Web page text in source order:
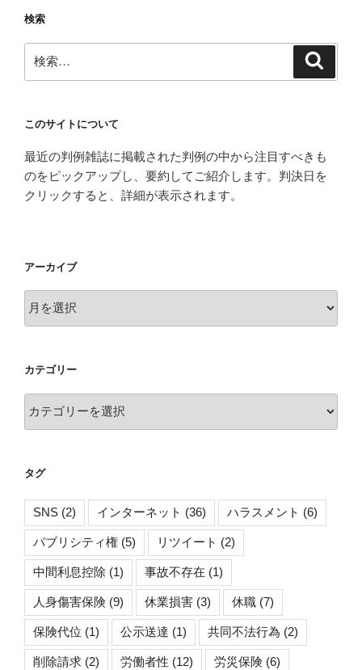
検索
索:
このサイトについて
最近の判例雑誌に掲載された判例の中から注目すべきも
のをピックアップし、要約してご紹介します。判決日を
クリックすると、詳細が表示されます。
アーカイブ
ー
ブ
カテゴリー
テ
ー
タグ
SNS (2) インターネット (36) ハラスメント (6)
パブリシティ権 (5) リツイート (2)
中間利息控除 (1) 事故不存在 (1)
人身傷害保険 (9) 休業損害 (3) 休職 (7)
保険代位 (1) 公示送達 (1) 共同不法行為 (2)
削除請求 (2) 労働者性 (12) 労災保険 (6)